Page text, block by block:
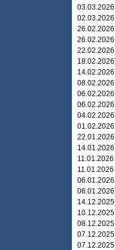
03.03.2026
02.03.2026
26.02.2026
26.02.2026
22.02.2026
18.02.2026
14.02.2026
08.02.2026
06.02.2026
06.02.2026
04.02.2026
01.02.2026
22.01.2026
14.01.2026
11.01.2026
11.01.2026
06.01.2026
06.01.2026
14.12.2025
10.12.2025
08.12.2025
07.12.2025
07.12.2025